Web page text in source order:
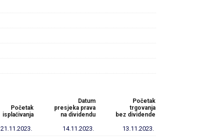
Početak
isplaćivanja
Datum
presjeka prava
na dividendu
Početak
trgovanja
bez dividende
21.11.2023. 14.11.2023. 13.11.2023.